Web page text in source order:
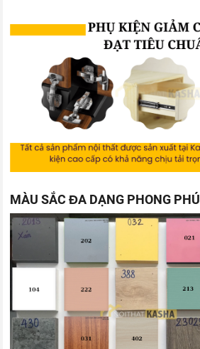
MÀU SẮC ĐA DẠNG PHONG PHÚ